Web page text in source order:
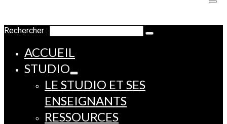
Rechercher :
ACCUEIL
STUDIO
LE STUDIO ET SES
ENSEIGNANTS
RESSOURCES